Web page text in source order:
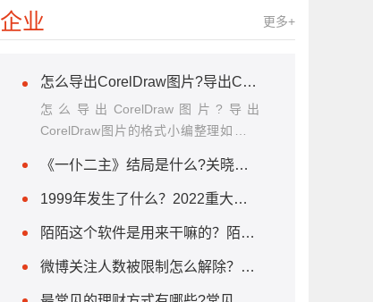
企业 更多+
怎么导出CorelDraw图片?导出CorelDraw图片的格式步骤 环球热点
怎么导出CorelDraw图片?导出
CorelDraw图片的格式小编整理如下：
《一仆二主》结局是什么?关晓彤在《一仆二主》演的谁?
1999年发生了什么？2022重大事件热点汇总来了
陌陌这个软件是用来干嘛的？陌陌是什么？
微博关注人数被限制怎么解除？微博评论怎么发图片？